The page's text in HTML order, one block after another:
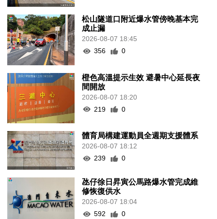
松山隧道口附近爆水管傍晚基本完
成止漏
2026-08-07 18:45
356
0
橙色高溫提示生效 避暑中心延長夜
間開放
2026-08-07 18:20
219
0
體育局構建運動員全週期支援體系
2026-08-07 18:12
239
0
氹仔徐日昇寅公馬路爆水管完成維
修恢復供水
2026-08-07 18:04
592
0